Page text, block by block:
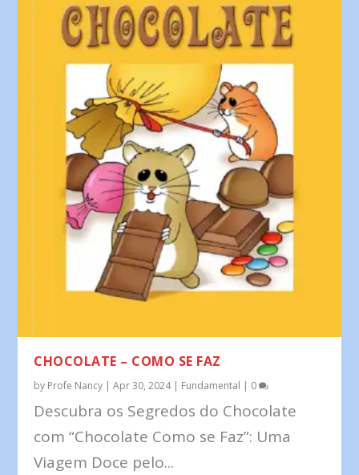
CHOCOLATE – COMO SE FAZ
by Profe Nancy |Apr 30, 2024| Fundamental | 0
Descubra os Segredos do Chocolate
com “Chocolate Como se Faz”: Uma
Viagem Doce pelo...